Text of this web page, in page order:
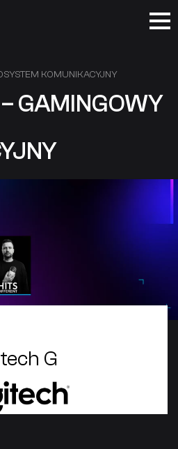
KOMUNIKACYJNY
GAMINGOWY
G